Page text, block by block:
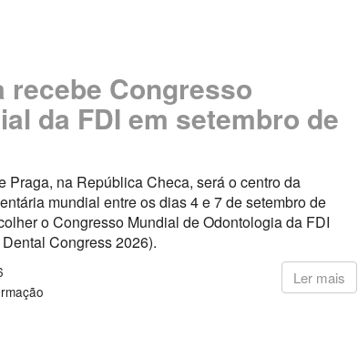
recebe Congresso
da FDI em setembro de
Praga, na República Checa, será o centro da
mundial entre os dias 4 e 7 de setembro de
o Congresso Mundial de Odontologia da FDI
Congress 2026).
Ler mais